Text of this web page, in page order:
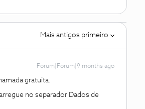
Mais antigos primeiro
Forum|Forum|9 months ago
gratuita.
no separador Dados de